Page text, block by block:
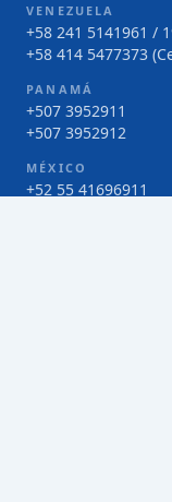
VENEZUELA
+58 241 5141961 /
+58 414 5477373
PANAMÁ
+507 3952911
+507 3952912
MÉXICO
+52 55 41696911